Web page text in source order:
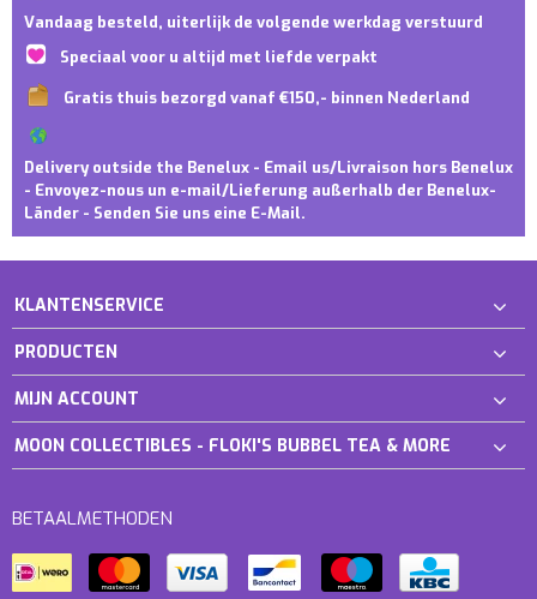
Vandaag besteld, uiterlijk de volgende werkdag verstuurd
Speciaal voor u altijd met liefde verpakt
Gratis thuis bezorgd vanaf €150,- binnen Nederland
Delivery outside the Benelux - Email us/Livraison hors Benelux
- Envoyez-nous un e-mail/Lieferung außerhalb der Benelux-
Länder - Senden Sie uns eine E-Mail.
KLANTENSERVICE
PRODUCTEN
MIJN ACCOUNT
MOON COLLECTIBLES - FLOKI'S BUBBEL TEA & MORE
BETAALMETHODEN